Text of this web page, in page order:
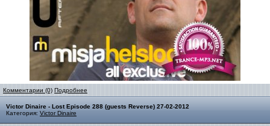
Комментарии (0) Подробнее
Victor Dinaire - Lost Episode 288 (guests Reverse) 27-02-2012
Категория: Victor Dinaire